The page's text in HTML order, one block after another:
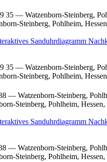
35 — Watzenborn-Steinberg,
Steinberg, Pohlheim,
Sanduhrdiagramm
35 — Watzenborn-Steinberg,
Steinberg, Pohlheim,
— Watzenborn-Steinberg,
Steinberg, Pohlheim,
Sanduhrdiagramm
— Watzenborn-Steinberg,
Steinberg, Pohlheim,